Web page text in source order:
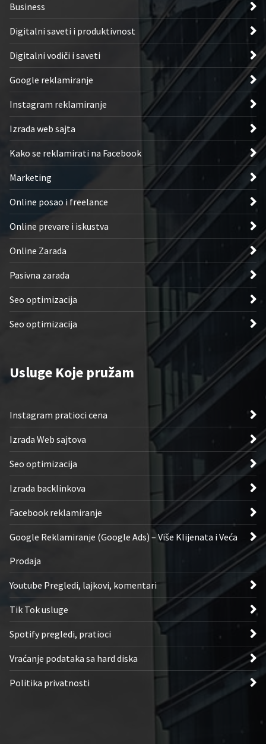
Business
Digitalni saveti i produktivnost
Digitalni vodiči i saveti
Google reklamiranje
Instagram reklamiranje
Izrada web sajta
Kako se reklamirati na Facebook
Marketing
Online posao i freelance
Online prevare i iskustva
Online Zarada
Pasivna zarada
Seo optimizacija
Seo optimizacija
Usluge Koje pružam
Instagram pratioci cena
Izrada Web sajtova
Seo optimizacija
Izrada backlinkova
Facebook reklamiranje
Google Reklamiranje (Google Ads) – Više Klijenata i Veća
Prodaja
Youtube Pregledi, lajkovi, komentari
Tik Tok usluge
Spotify pregledi, pratioci
Vraćanje podataka sa hard diska
Politika privatnosti